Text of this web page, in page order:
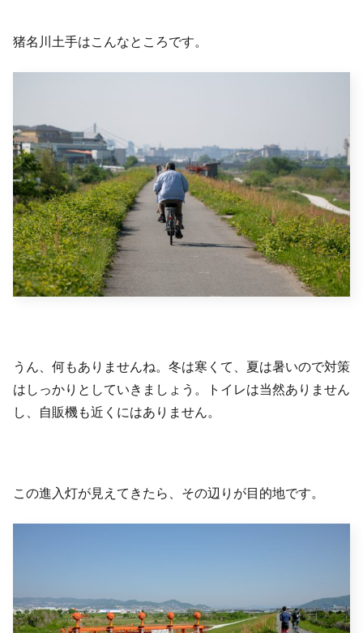
猪名川土手はこんなところです。
うん、何もありませんね。冬は寒くて、夏は暑いので対策
はしっかりとしていきましょう。トイレは当然ありません
し、自販機も近くにはありません。
この進入灯が見えてきたら、その辺りが目的地です。